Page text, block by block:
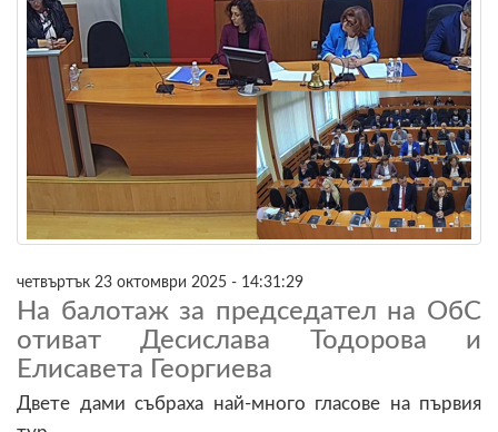
четвъртък 23 октомври 2025 - 14:31:29
На балотаж за председател на ОбС
отиват Десислава Тодорова и
Елисавета Георгиева
Двете дами събраха най-много гласове на първия